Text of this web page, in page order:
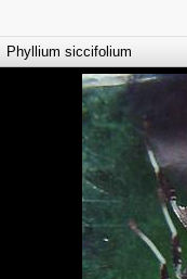
Phyllium siccifolium